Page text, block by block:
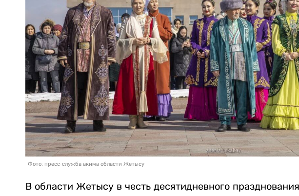
Фото: пресс-служба акима области Жетысу
В области Жетысу в честь десятидневного